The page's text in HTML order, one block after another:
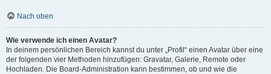
Nach oben
Wie verwende ich einen Avatar?
In deinem persönlichen Bereich kannst du unter „Profil“ einen Avatar über eine
der folgenden vier Methoden hinzufügen: Gravatar, Galerie, Remote oder
Hochladen. Die Board-Administration kann bestimmen, ob und wie die